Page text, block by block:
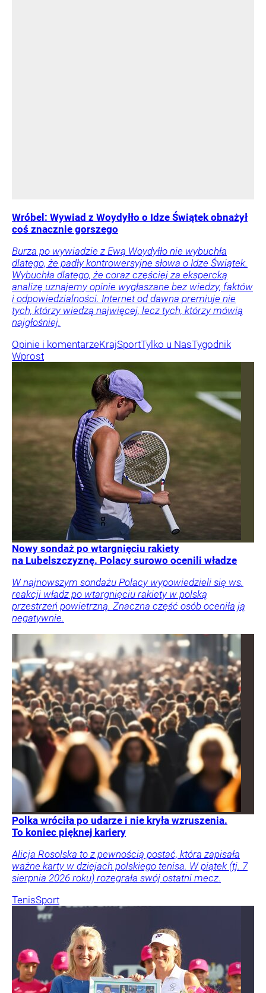
Wróbel: Wywiad z Woydyłło o Idze Świątek obnażył
coś znacznie gorszego
Burza po wywiadzie z Ewą Woydyłło nie wybuchła
dlatego, że padły kontrowersyjne słowa o Idze Świątek.
Wybuchła dlatego, że coraz częściej za ekspercką
analizę uznajemy opinie wygłaszane bez wiedzy, faktów
i odpowiedzialności. Internet od dawna premiuje nie
tych, którzy wiedzą najwięcej, lecz tych, którzy mówią
najgłośniej.
Opinie i komentarzeKrajSportTylko u NasTygodnik
Wprost
Nowy sondaż po wtargnięciu rakiety
na Lubelszczyznę. Polacy surowo ocenili władze
W najnowszym sondażu Polacy wypowiedzieli się ws.
reakcji władz po wtargnięciu rakiety w polską
przestrzeń powietrzną. Znaczna część osób oceniła ją
negatywnie.
Polka wróciła po udarze i nie kryła wzruszenia.
To koniec pięknej kariery
Alicja Rosolska to z pewnością postać, która zapisała
ważne karty w dziejach polskiego tenisa. W piątek (tj. 7
sierpnia 2026 roku) rozegrała swój ostatni mecz.
TenisSport